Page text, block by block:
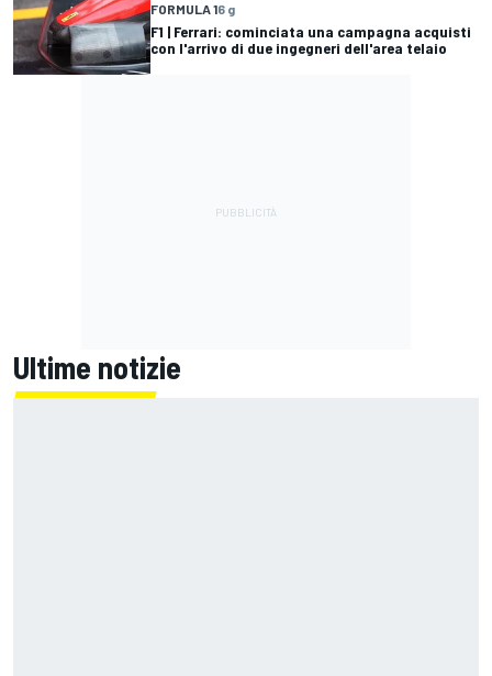
FORMULA 16 g
F1 | Ferrari: cominciata una campagna acquisti
con l'arrivo di due ingegneri dell'area telaio
Ultime notizie